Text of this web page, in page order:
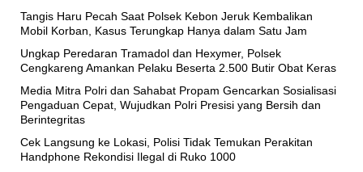
Tangis Haru Pecah Saat Polsek Kebon Jeruk Kembalikan
Mobil Korban, Kasus Terungkap Hanya dalam Satu Jam
Ungkap Peredaran Tramadol dan Hexymer, Polsek
Cengkareng Amankan Pelaku Beserta 2.500 Butir Obat Keras
Media Mitra Polri dan Sahabat Propam Gencarkan Sosialisasi
Pengaduan Cepat, Wujudkan Polri Presisi yang Bersih dan
Berintegritas
Cek Langsung ke Lokasi, Polisi Tidak Temukan Perakitan
Handphone Rekondisi Ilegal di Ruko 1000